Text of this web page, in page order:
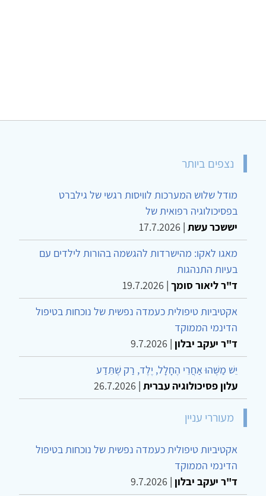
נצפים ביותר
מודל שלוש המערכות לוויסות רגשי של גילברט
בפסיכולוגיה רפואית של
יששכר עשת |
17.7.2026
מאגו לאקו: מהישרדות להגשמה בהורות לילדים עם
בעיות התנהגות
ד"ר ליאור סומך |
19.7.2026
אקטיביות טיפולית כעמדה נפשית של נוכחות בטיפול
הדינמי הממוקד
ד"ר יעקב יבלון |
9.7.2026
יֵשׁ מַשֶּׁהוּ אַחֲרֵי הֶחָלָל, יֶלֶד, רַק שֶׁתֵּדַע
עלון פסיכולוגיה עברית |
26.7.2026
מעוררי עניין
אקטיביות טיפולית כעמדה נפשית של נוכחות בטיפול
הדינמי הממוקד
ד"ר יעקב יבלון |
9.7.2026